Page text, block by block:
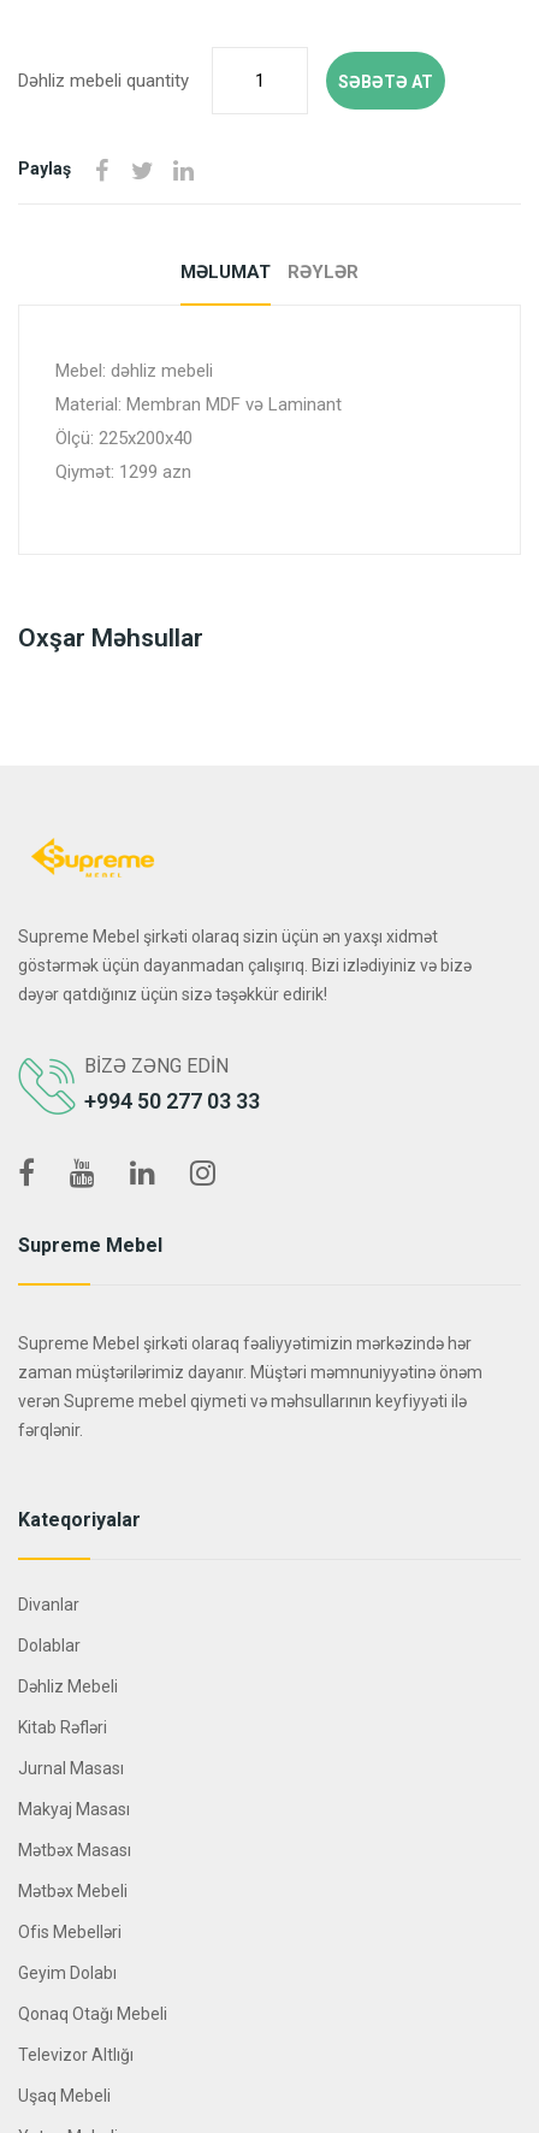
Dəhliz mebeli quantity SƏBƏTƏ AT
Paylaş
MƏLUMAT RƏYLƏR
Mebel: dəhliz mebeli
Material: Membran MDF və Laminant
Ölçü: 225x200x40
Qiymət: 1299 azn
Oxşar Məhsullar
Supreme Mebel şirkəti olaraq sizin üçün ən yaxşı xidmət
göstərmək üçün dayanmadan çalışırıq. Bizi izlədiyiniz və bizə
dəyər qatdığınız üçün sizə təşəkkür edirik!
BIZƏ ZƏNG EDIN
+994 50 277 03 33
Supreme Mebel
Supreme Mebel şirkəti olaraq fəaliyyətimizin mərkəzində hər
zaman müştərilərimiz dayanır. Müştəri məmnuniyyətinə önəm
verən Supreme mebel qiymeti və məhsullarının keyfiyyəti ilə
fərqlənir.
Kateqoriyalar
Divanlar
Dolablar
Dəhliz Mebeli
Kitab Rəfləri
Jurnal Masası
Makyaj Masası
Mətbəx Masası
Mətbəx Mebeli
Ofis Mebelləri
Geyim Dolabı
Qonaq Otağı Mebeli
Televizor Altlığı
Uşaq Mebeli